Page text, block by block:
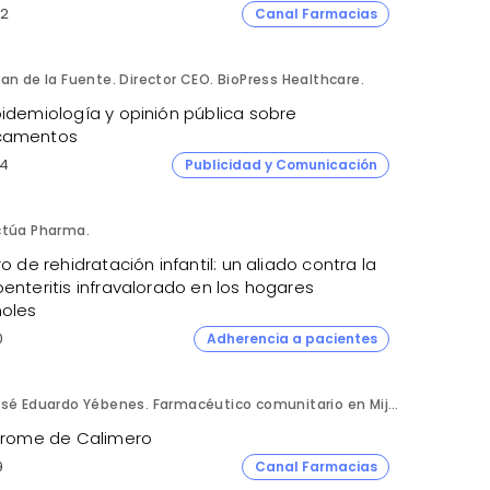
Canal Farmacias
de la Fuente. Director CEO. BioPress Healthcare.
y opinión pública sobre
Publicidad y Comunicación
Pharma.
de rehidratación infantil: un aliado contra la
infravalorado en los hogares
Adherencia a pacientes
José Eduardo Yébenes. Farmacéutico comunitario en Mijas (Málaga).
de Calimero
Canal Farmacias